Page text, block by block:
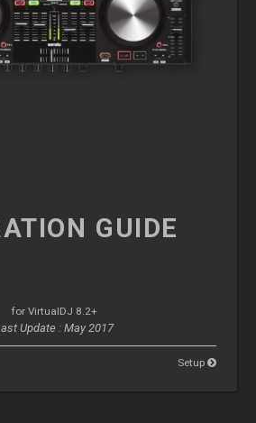
GUIDE
for VirtualDJ 8.2+
Update : May 2017
Setup